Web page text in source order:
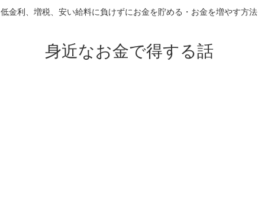
低金利、増税、安い給料に負けずにお金を貯める・お金を増やす方法
身近なお金で得する話